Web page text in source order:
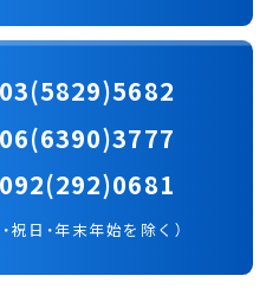
祝日・年末年始を除く）